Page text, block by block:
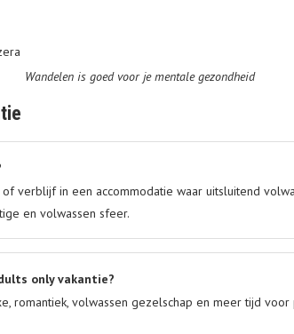
Wandelen is goed voor je mentale gezondheid
verblijf in een accommodatie waar uitsluitend
en volwassen sfeer.
only vakantie?
romantiek, volwassen gezelschap en meer tijd